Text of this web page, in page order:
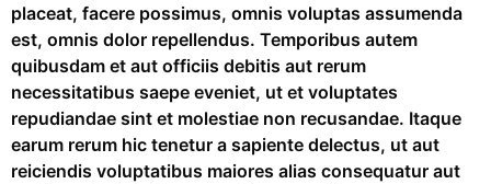
placeat, facere possimus, omnis voluptas assumenda
est, omnis dolor repellendus. Temporibus autem
quibusdam et aut officiis debitis aut rerum
necessitatibus saepe eveniet, ut et voluptates
repudiandae sint et molestiae non recusandae. Itaque
earum rerum hic tenetur a sapiente delectus, ut aut
reiciendis voluptatibus maiores alias consequatur aut